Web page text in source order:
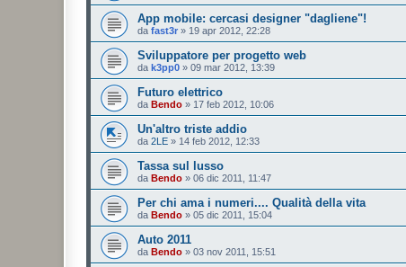
App mobile: cercasi designer "dagliene"!
da fast3r » 19 apr 2012, 22:28
Sviluppatore per progetto web
da k3pp0 » 09 mar 2012, 13:39
Futuro elettrico
da Bendo » 17 feb 2012, 10:06
Un'altro triste addio
da 2LE » 14 feb 2012, 12:33
Tassa sul lusso
da Bendo » 06 dic 2011, 11:47
Per chi ama i numeri.... Qualità della vita
da Bendo » 05 dic 2011, 15:04
Auto 2011
da Bendo » 03 nov 2011, 15:51